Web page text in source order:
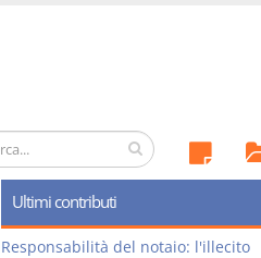
Ultimi contributi
Responsabilità del notaio: l'illecito